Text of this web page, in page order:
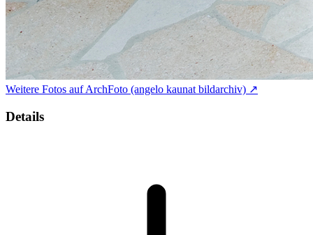
Weitere Fotos auf ArchFoto (angelo kaunat bildarchiv) ↗
Details